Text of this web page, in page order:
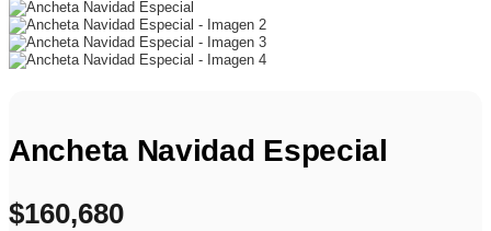
Ancheta Navidad Especial
$160,680